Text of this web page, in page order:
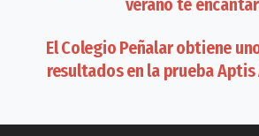
El Colegio Peñalar obtiene
resultados en la prueba Aptis